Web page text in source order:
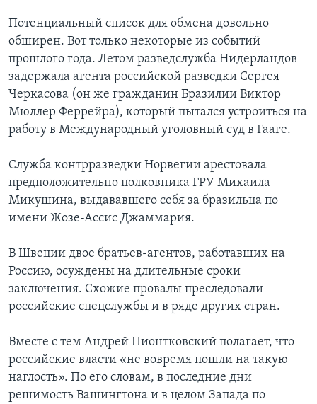
Потенциальный список для обмена довольно
обширен. Вот только некоторые из событий
прошлого года. Летом разведслужба Нидерландов
задержала агента российской разведки Сергея
Черкасова (он же гражданин Бразилии Виктор
Мюллер Феррейра), который пытался устроиться на
работу в Международный уголовный суд в Гааге.
Служба контрразведки Норвегии арестовала
предположительно полковника ГРУ Михаила
Микушина, выдававшего себя за бразильца по
имени Жозе-Ассис Джаммария.
В Швеции двое братьев-агентов, работавших на
Россию, осуждены на длительные сроки
заключения. Схожие провалы преследовали
российские спецслужбы и в ряде других стран.
Вместе с тем Андрей Пионтковский полагает, что
российские власти «не вовремя пошли на такую
наглость». По его словам, в последние дни
решимость Вашингтона и в целом Запада по